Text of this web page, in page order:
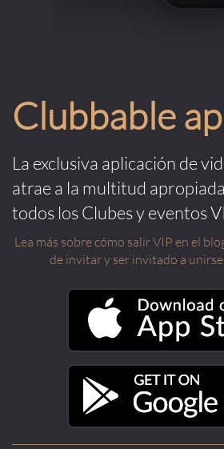
Clubbable
La exclusiva aplicación de
atrae a la multitud
todos los Clubes y eventos
Lea más sobre cómo salir VIP en el
de invitar y ser invitado a unirse